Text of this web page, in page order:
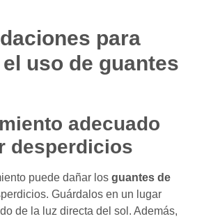
para
uso de guantes
adecuado
desperdicios
puede dañar los guantes de
Guárdalos en un lugar
de la luz directa del sol. Además,